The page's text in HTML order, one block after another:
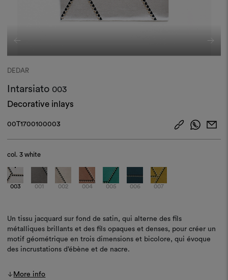
DEDAR
Intarsiato 003
Decorative inlays
00T1700100003
col.3 white
003 001 002 004 005 006 007
Un tissu jacquard sur fond de satin, qui alterne des fils
métalliques brillants et des fils opaques et denses, pour créer un
motif géométrique en trois dimensions et bicolore, qui évoque
des incrustations d’ébène et de nacre.
More info